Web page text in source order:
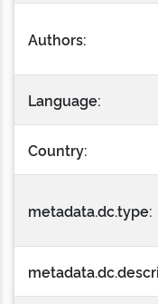
Authors:
Language:
Country:
metadata.dc.type: